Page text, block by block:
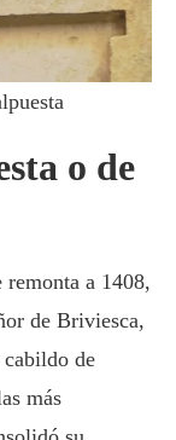
o de
remonta a 1408,
de Briviesca,
de
más